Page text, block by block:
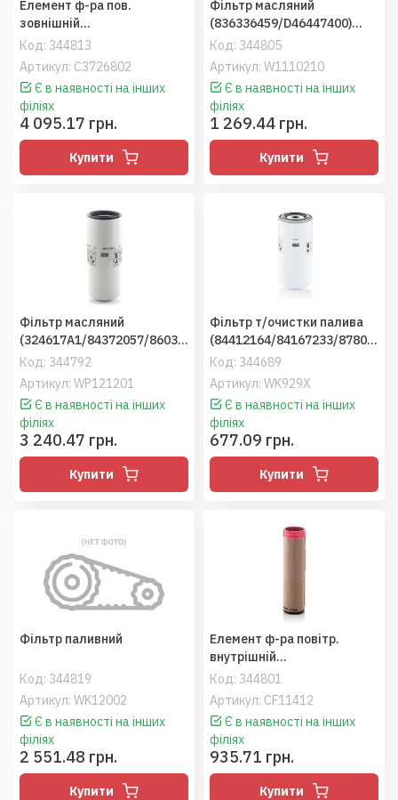
Код: 344813
Артикул: C3726802
Елемент ф-ра пов.
зовнішній
(AH170798/87417040/84432
503), STX500/JD9880STS/
ПАЛЕССЕ BS624
Є в наявності на інших
філіях
4 095.17 грн.
Купити
Код: 344805
Артикул: W1110210
Фільтр масляний
(836336459/D46447400)
(MANN), MF, Valmet 645
Є в наявності на інших
філіях
1 269.44 грн.
Купити
Код: 344792
Артикул: WP121201
Фільтр масляний
(324617A1/84372057/86030
711/86043674/86034028),Ve
rsatile, Case STX500/450
(Donaldson)
Є в наявності на інших
філіях
3 240.47 грн.
Купити
Код: 344689
Артикул: WK929X
Фільтр т/очистки палива
(84412164/84167233/87803
197/87803200/2853548/21.2
4611), NH, Case Puma
(MANN)
Є в наявності на інших
філіях
677.09 грн.
Купити
Код: 344819
Артикул: WK12002
Фільтр паливний
Є в наявності на інших
філіях
2 551.48 грн.
Купити
Код: 344801
Артикул: CF11412
Елемент ф-ра повітр.
внутрішній
(187472A1/049505/8768299
2/RE171236), МТЗ
922/Fendt/Merlo (MANN)
Є в наявності на інших
філіях
935.71 грн.
Купити